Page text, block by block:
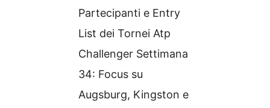
Partecipanti e Entry
List dei Tornei Atp
Challenger Settimana
34: Focus su
Augsburg, Kingston e